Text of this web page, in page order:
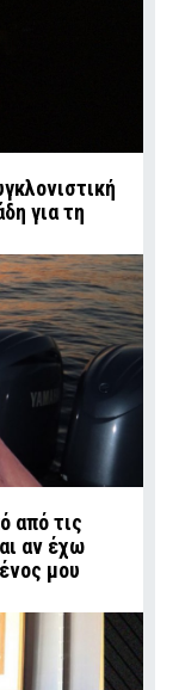
για τη
από τις
αν έχω
μου